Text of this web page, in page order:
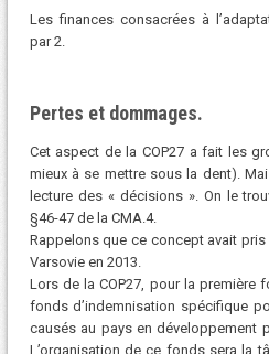
Les finances consacrées à
par 2.
Pertes et dommages.
Cet aspect de la COP27 a fait les
mieux à se mettre sous la dent).
lecture des « décisions ». On le
§46-47 de la CMA.4.
Rappelons que ce concept avait
Varsovie en 2013.
Lors de la COP27, pour la première
fonds d’indemnisation spécifique
causés au pays en développement
L’organisation de ce fonds sera la